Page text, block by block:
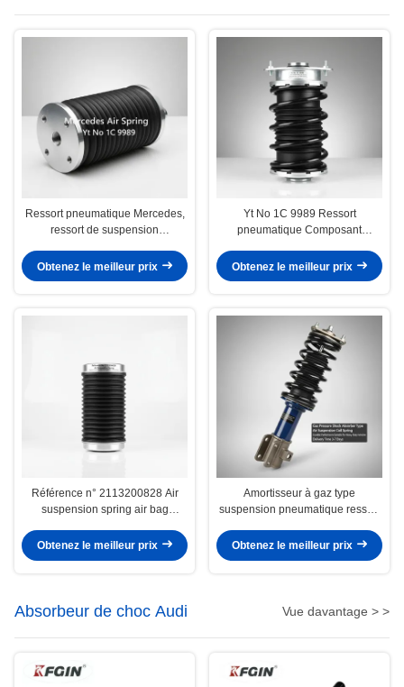
Ressort pneumatique Mercedes,
ressort de suspension
pièce de rechange pour
suspension de véhicule utilitaire
Obtenez le meilleur prix
Yt No 1C 9989 Ressort
pneumatique Composant
2113200828 Conçu pour
améliorer le confort de conduite
Obtenez le meilleur prix
Référence n° 2113200828 Air
suspension spring air bag
une durabilité et des
performances de la suspension
Obtenez le meilleur prix
Amortisseur à gaz type
suspension pneumatique ressort
adapté aux véhicules lourds délai
Obtenez le meilleur prix
Absorbeur de choc Audi Vue davantage > >